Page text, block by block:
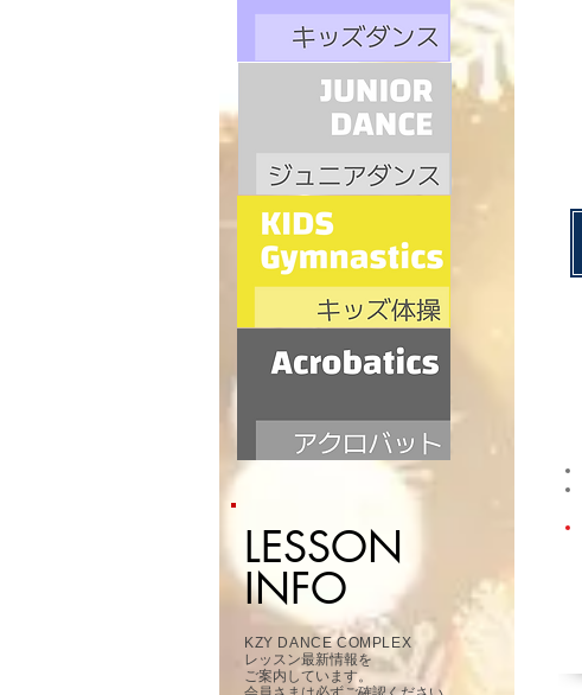
LESSON
INFO
KZY DANCE COMPLEX
レッスン最新情報を
ご案内しています​。